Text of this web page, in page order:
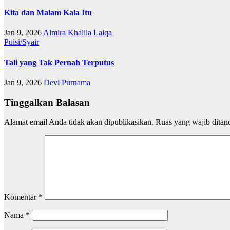
Kita dan Malam Kala Itu
Jan 9, 2026 Almira Khalila Laiqa
Puisi/Syair
Tali yang Tak Pernah Terputus
Jan 9, 2026 Devi Purnama
Tinggalkan Balasan
Alamat email Anda tidak akan dipublikasikan. Ruas yang wajib
Komentar *
Nama *